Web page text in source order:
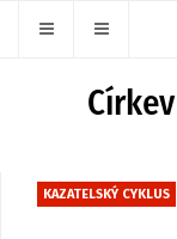
KAZATELSKÝ CYKLUS